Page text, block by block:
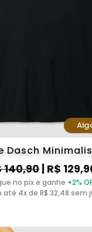
Dasch
140,90| R$
no pix e ganhe +2%
até 4x de R$ 32,48 sem